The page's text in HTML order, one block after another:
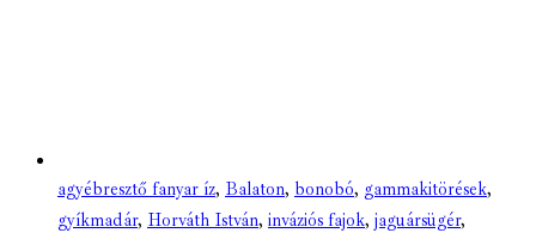
agyébresztő fanyar íz, Balaton, bonobó, gammakitörések,
gyíkmadár, Horváth István, inváziós fajok, jaguársügér,